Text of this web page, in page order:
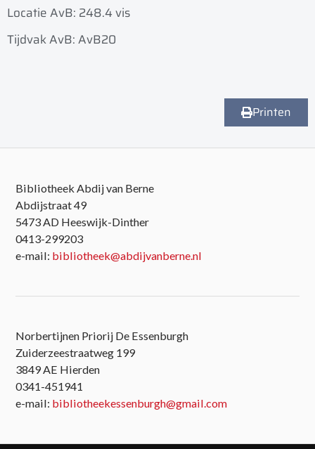
Locatie AvB: 248.4 vis
Tijdvak AvB: AvB20
Printen
Bibliotheek Abdij van Berne
Abdijstraat 49
5473 AD Heeswijk-Dinther
0413-299203
e-mail: bibliotheek@abdijvanberne.nl
Norbertijnen Priorij De Essenburgh
Zuiderzeestraatweg 199
3849 AE Hierden
0341-451941
e-mail: bibliotheekessenburgh@gmail.com